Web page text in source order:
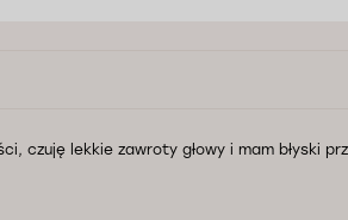
czuję lekkie zawroty głowy i mam błyski